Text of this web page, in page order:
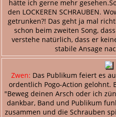
hätte ich gerne mehr
den LOCKEREN SCHRAUBEN.
getrunken?! Das geht ja mal
schon beim zweiten Song,
verstehe natürlich, dass er
stabile Ansage
Zwen: Das Publikum feiert es
ordentlich Pogo-Action gelohnt.
"Beweg deinen Arsch oder ich
dankbar, Band und Publikum
zusammen und die Schrauben